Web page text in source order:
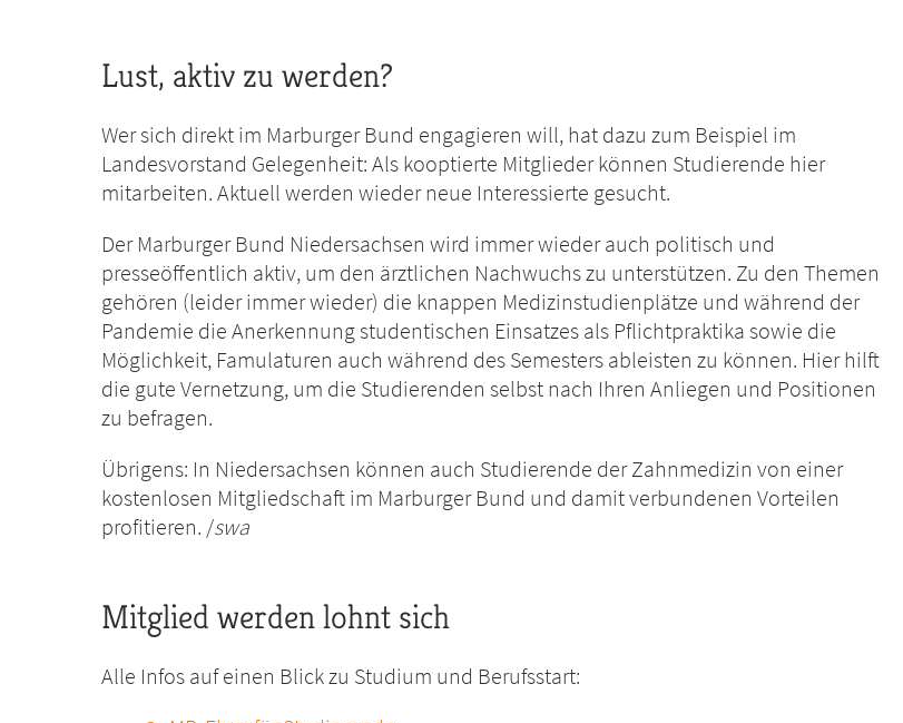
Lust, aktiv zu werden?
Wer sich direkt im Marburger Bund engagieren will, hat dazu zum Beispiel im
Landesvorstand Gelegenheit: Als kooptierte Mitglieder können Studierende hier
mitarbeiten. Aktuell werden wieder neue Interessierte gesucht.
Der Marburger Bund Niedersachsen wird immer wieder auch politisch und
presseöffentlich aktiv, um den ärztlichen Nachwuchs zu unterstützen. Zu den Themen
gehören (leider immer wieder) die knappen Medizinstudienplätze und während der
Pandemie die Anerkennung studentischen Einsatzes als Pflichtpraktika sowie die
Möglichkeit, Famulaturen auch während des Semesters ableisten zu können. Hier hilft
die gute Vernetzung, um die Studierenden selbst nach Ihren Anliegen und Positionen
zu befragen.
Übrigens: In Niedersachsen können auch Studierende der Zahnmedizin von einer
kostenlosen Mitgliedschaft im Marburger Bund und damit verbundenen Vorteilen
profitieren. /swa
Mitglied werden lohnt sich
Alle Infos auf einen Blick zu Studium und Berufsstart: